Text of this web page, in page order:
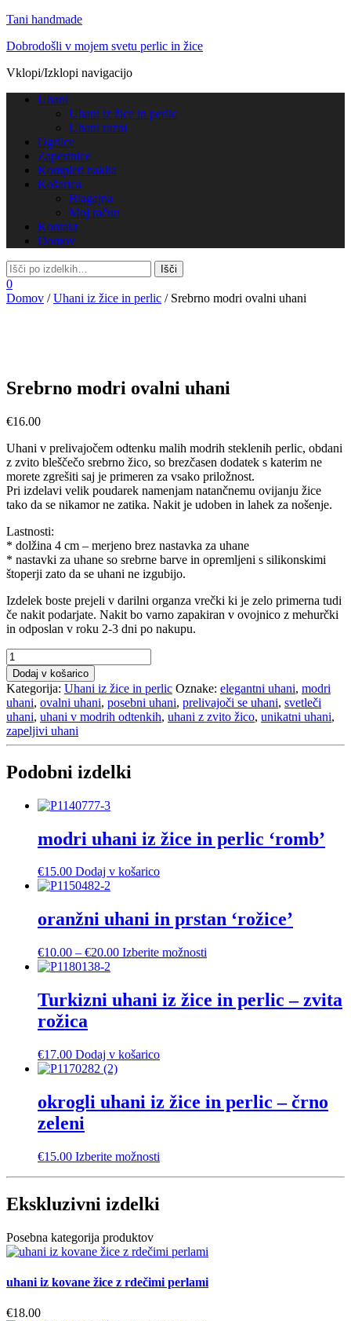
Tani handmade
Dobrodošli v mojem svetu perlic in žice
Vklopi/Izklopi navigacijo
Uhani
Uhani iz žice in perlic
Uhani razni
Ogrlice
Zapestnice
Kompleti nakita
Košarica
Blagajna
Moj račun
Kontakt
Domov
0
Domov /Uhani iz žice in perlic / Srebrno modri ovalni uhani
Srebrno modri ovalni uhani
€16.00
Uhani v prelivajočem odtenku malih modrih steklenih perlic, obdani
z zvito bleščečo srebrno žico, so brezčasen dodatek s katerim ne
morete zgrešiti saj je primeren za vsako priložnost.
Pri izdelavi velik poudarek namenjam natančnemu ovijanju žice
tako da se nikamor ne zatika. Nakit je udoben in lahek za nošenje.
Lastnosti:
* dolžina 4 cm – merjeno brez nastavka za uhane
* nastavki za uhane so srebrne barve in opremljeni s silikonskimi
štoperji zato da se uhani ne izgubijo.
Izdelek boste prejeli v darilni organza vrečki ki je zelo primerna tudi
če nakit podarjate. Nakit bo varno zapakiran v ovojnico z mehurčki
in odposlan v roku 2-3 dni po nakupu.
Srebrno
modri
ovalni
uhani
količina
Dodaj v košarico
Kategorija: Uhani iz žice in perlic Oznake: elegantni uhani, modri
uhani, ovalni uhani, posebni uhani, prelivajoči se uhani, svetleči
uhani, uhani v modrih odtenkih, uhani z zvito žico, unikatni uhani,
zapeljivi uhani
Podobni izdelki
modri uhani iz žice in perlic ‘romb’
€15.00 Dodaj v košarico
oranžni uhani in prstan ‘rožice’
€10.00 – €20.00Cenovni
€10.00
do
Izberite možnosti
več
različic.
izdelka
Turkizni uhani iz žice in perlic – zvita
rožica
€17.00 Dodaj v košarico
okrogli uhani iz žice in perlic – črno
zeleni
€15.00 Izberite možnosti
različic.
izberete
strani
Ekskluzivni izdelki
Posebna kategorija produktov
uhani iz kovane žice z rdečimi perlami
€18.00